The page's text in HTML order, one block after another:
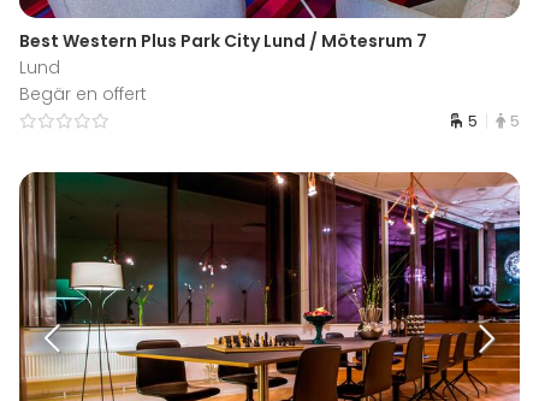
Best Western Plus Park City Lund / Mötesrum 7
Lund
Begär en offert
5 5